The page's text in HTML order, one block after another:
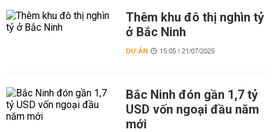
Thêm khu đô thị nghìn tỷ
ở Bắc Ninh
DỰ ÁN 15:05 | 21/07/2025
Bắc Ninh đón gần 1,7 tỷ
USD vốn ngoại đầu năm
mới